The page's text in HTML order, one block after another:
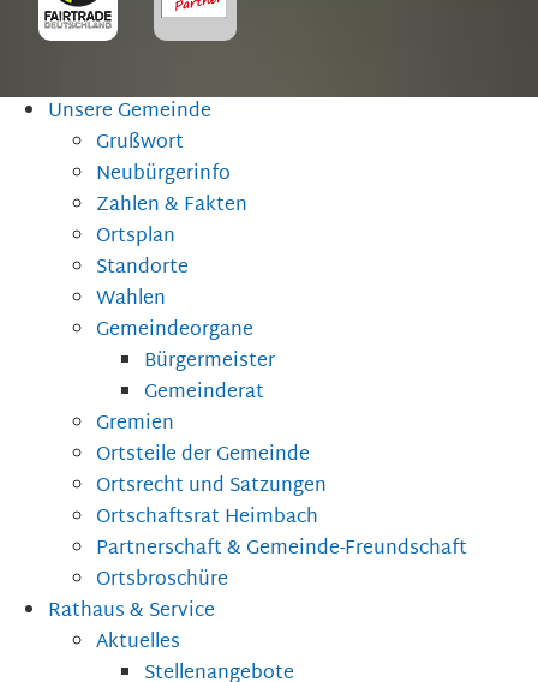
Unsere Gemeinde
Grußwort
Neubürgerinfo
Zahlen & Fakten
Ortsplan
Standorte
Wahlen
Gemeindeorgane
Bürgermeister
Gemeinderat
Gremien
Ortsteile der Gemeinde
Ortsrecht und Satzungen
Ortschaftsrat Heimbach
Partnerschaft & Gemeinde-Freundschaft
Ortsbroschüre
Rathaus & Service
Aktuelles
Stellenangebote